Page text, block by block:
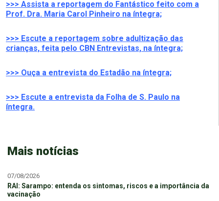
>>> Assista a reportagem do Fantástico feito com a
Prof. Dra. Maria Carol Pinheiro na íntegra;
>>> Escute a reportagem sobre adultização das
crianças, feita pelo CBN Entrevistas, na íntegra;
>>> Ouça a entrevista do Estadão na íntegra;
>>> Escute a entrevista da Folha de S. Paulo na
íntegra.
Mais notícias
07/08/2026
RAI: Sarampo: entenda os sintomas, riscos e a importância da
vacinação